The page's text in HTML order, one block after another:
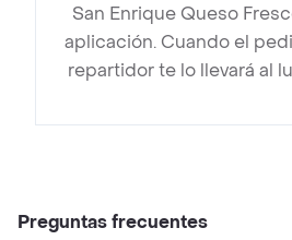
San Enrique Queso
aplicación. Cuando el
repartidor te lo llevará al
Preguntas frecuentes